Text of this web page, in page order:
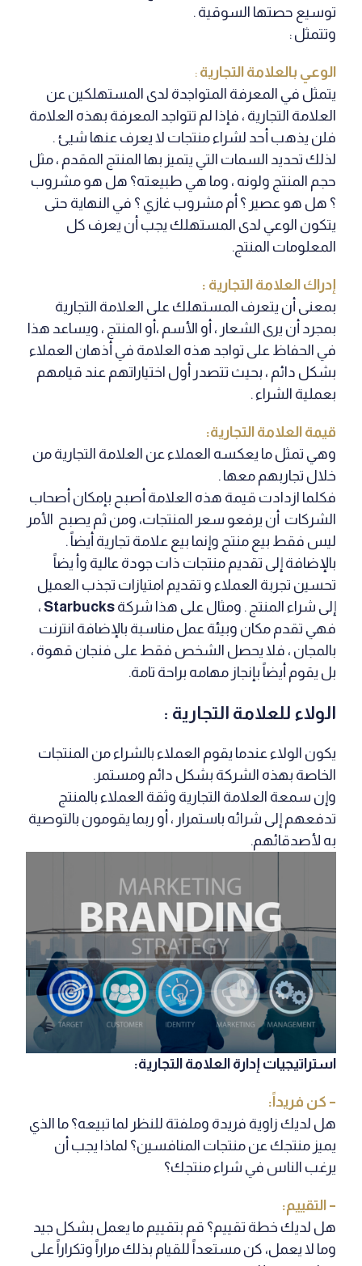
توسيع حصتها السوقية .
وتتمثل :
الوعي بالعلامة التجارية:
يتمثل في المعرفة المتواجدة لدى المستهلكين عن
العلامة التجارية ، فإذا لم تتواجد المعرفة بهذه العلامة
فلن يذهب أحد لشراء منتجات لا يعرف عنها شيئ .
لذلك تحديد السمات التي يتميز بها المنتج المقدم ، مثل
حجم المنتج ولونه ، وما هي طبيعته؟ هل هو مشروب
؟ هل هو عصير ؟ أم مشروب غازي ؟ في النهاية حتى
يتكون الوعي لدى المستهلك يجب أن يعرف كل
المعلومات المنتج.
إدراك العلامة التجارية :
بمعنى أن يتعرف المستهلك على العلامة التجارية
بمجرد أن يرى الشعار ، أو الأسم ،أو المنتج ، ويساعد هذا
في الحفاظ على تواجد هذه العلامة في أذهان العملاء
بشكل دائم ، بحيث تتصدر أول اختياراتهم عند قيامهم
بعملية الشراء .
قيمة العلامة التجارية:
وهي تمثل ما يعكسه العملاء عن العلامة التجارية من
خلال تجاربهم معها .
فكلما ازدادت قيمة هذه العلامة أصبح بإمكان أصحاب
الشركات أن يرفعو سعر المنتجات، ومن ثم يصبح الأمر
ليس فقط بيع منتج وإنما بيع علامة تجارية أيضاً .
بالإضافة إلى تقديم منتجات ذات جودة عالية وأ يضاً
تحسين تجربة العملاء و تقديم امتيازات تجذب العميل
إلى شراء المنتج . ومثال على هذا شركةStarbucks ،
فهي تقدم مكان وبيئة عمل مناسبة بالإضافة انترنت
بالمجان ، فلا يحصل الشخص فقط على فنجان قهوة ،
بل يقوم أيضاً بإنجاز مهامه براحة تامة.
الولاء للعلامة التجارية :
يكون الولاء عندما يقوم العملاء بالشراء من المنتجات
الخاصة بهذه الشركة بشكل دائم ومستمر.
وإن سمعة العلامة التجارية وثقة العملاء بالمنتج
تدفعهم إلى شرائه باستمرار ، أو ربما يقومون بالتوصية
به لأصدقائهم.
استراتيجيات إدارة العلامة التجارية:
– كن فريداً:
هل لديك زاوية فريدة وملفتة للنظر لما تبيعه؟ ما الذي
يميز منتجك عن منتجات المنافسين؟ لماذا يجب أن
يرغب الناس في شراء منتجك؟
– التقييم:
هل لديك خطة تقييم؟ قم بتقييم ما يعمل بشكل جيد
وما لا يعمل، كن مستعداً للقيام بذلك مراراً وتكراراً على